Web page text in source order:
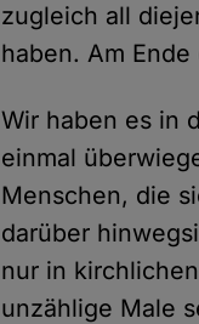
zugleich all
haben. Am
Wir haben es in
einmal
Menschen, die
darüber
nur in
unzählige Male